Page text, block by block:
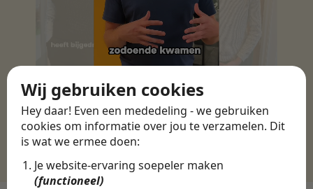
Wij gebruiken cookies
Hey daar! Even een mededeling - we gebruiken
cookies om informatie over jou te verzamelen. Dit
is wat we ermee doen:
Je website-ervaring soepeler maken
(functioneel)